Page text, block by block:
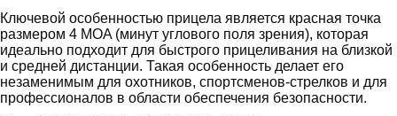
Ключевой особенностью прицела является красная точка
размером 4 MOA (минут углового поля зрения), которая
идеально подходит для быстрого прицеливания на близкой
и средней дистанции. Такая особенность делает его
незаменимым для охотников, спортсменов-стрелков и для
профессионалов в области обеспечения безопасности.